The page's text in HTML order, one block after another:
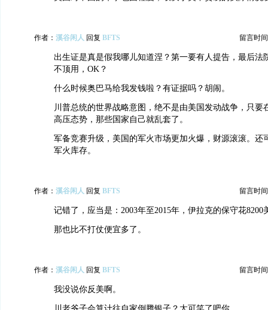
作者： 溪谷闲人 回复 BFTS 留言时
出生证是真是假我哪儿知道涅？第一要有人提告，最后法
不顶用，OK？
什么时候奥巴马给我发钱啦？有证据吗？胡闹。
川普总统的世界战略意图，绝不是由美国发动战争，只要
高压态势，那些国家自己就乱套了。
军备竞赛升级，美国的军火市场更加火爆，财源滚滚。还
军火库存。
作者： 溪谷闲人 回复 BFTS 留言时
记错了，应当是：2003年至2015年，伊拉克的保守花8200
那也比不打仗便宜多了。
作者： 溪谷闲人 回复 BFTS 留言时
我没说你反美啊。